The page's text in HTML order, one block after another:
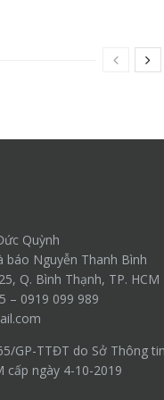
Quỳnh
báo Nguyễn Thanh Bình
Q. Bình Thạnh, TP. HCM
– 0919 099 989
GP-TTĐT do Sở Thông
cấp ngày 4-10-2019